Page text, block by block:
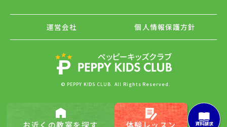
運営会社 個人情報保護方針
© PEPPY KIDS CLUB. All Rights Reserved.
お近くの教室を探す 体験レッスン 資料請求